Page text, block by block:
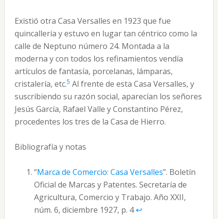
Existió otra Casa Versalles en 1923 que fue
quincallería y estuvo en lugar tan céntrico como la
calle de Neptuno número 24. Montada a la
moderna y con todos los refinamientos vendía
artículos de fantasía, porcelanas, lámparas,
cristalería, etc.5 Al frente de esta Casa Versalles, y
suscribiendo su razón social, aparecían los señores
Jesús García, Rafael Valle y Constantino Pérez,
procedentes los tres de la Casa de Hierro.
Bibliografía y notas
“Marca de Comercio: Casa Versalles”. Boletín
Oficial de Marcas y Patentes. Secretaría de
Agricultura, Comercio y Trabajo. Año XXII,
núm. 6, diciembre 1927, p. 4↩︎